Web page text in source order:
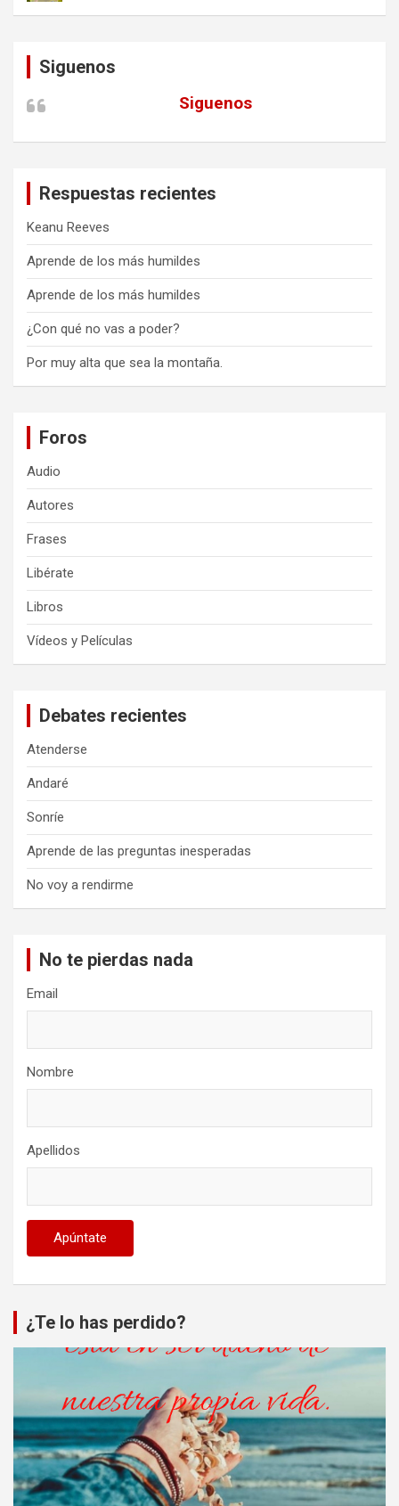
Siguenos
Siguenos
Respuestas recientes
Keanu Reeves
Aprende de los más humildes
Aprende de los más humildes
¿Con qué no vas a poder?
Por muy alta que sea la montaña.
Foros
Audio
Autores
Frases
Libérate
Libros
Vídeos y Películas
Debates recientes
Atenderse
Andaré
Sonríe
Aprende de las preguntas inesperadas
No voy a rendirme
No te pierdas nada
Email
Nombre
Apellidos
¿Te lo has perdido?